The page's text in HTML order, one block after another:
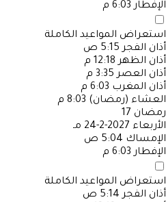
الإفطار 6:03 م
استعراض المواعيد الكاملة
أذان الفجر 5:15 ص
أذان الظهر 12:18 م
أذان العصر 3:35 م
أذان المغرب 6:03 م
العشاء (رمضان) 8:03 م
رمضان 17
الأربعاء 2027-2-24 مـ
الإمساك 5:04 ص
الإفطار 6:03 م
استعراض المواعيد الكاملة
أذان الفجر 5:14 ص